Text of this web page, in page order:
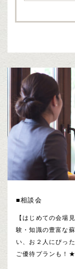
■相談会
【はじめての会場
験・知識の豊富な
い、お２人にぴっ
ご優待プランも！★